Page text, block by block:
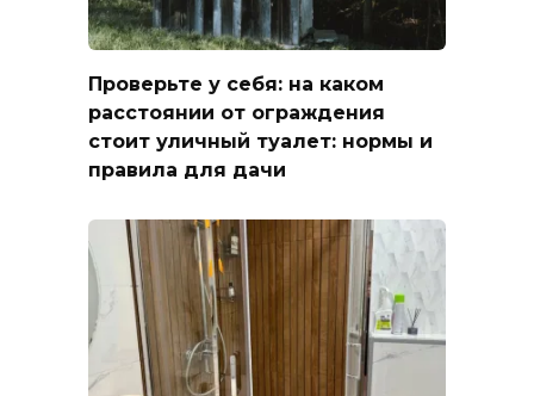
Проверьте у себя: на каком
расстоянии от ограждения
стоит уличный туалет: нормы и
правила для дачи